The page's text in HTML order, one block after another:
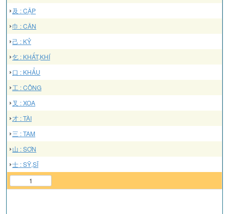
及 : CẬP
巾 : CÂN
己 : KỶ
乞 : KHẤT,KHÍ
口 : KHẨU
工 : CÔNG
叉 : XOA
才 : TÀI
三 : TAM
山 : SƠN
士 : SỸ,SĨ
1